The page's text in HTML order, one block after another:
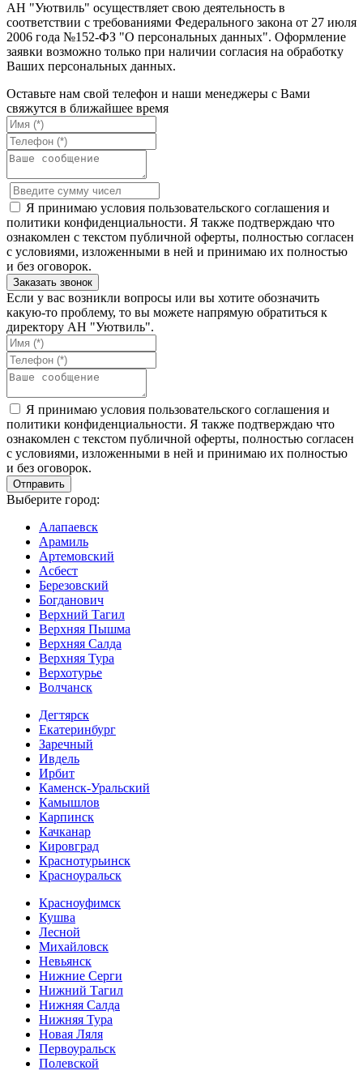
АН "Уютвиль" осуществляет свою деятельность в
соответствии с требованиями Федерального закона от 27 июля
2006 года №152-ФЗ "О персональных данных". Оформление
заявки возможно только при наличии согласия на обработку
Ваших персональных данных.
Оставьте нам свой телефон и наши менеджеры с Вами
свяжутся в ближайшее время
Я принимаю условия пользовательского соглашения и
политики конфиденциальности. Я также подтверждаю что
ознакомлен с текстом публичной оферты, полностью согласен
с условиями, изложенными в ней и принимаю их полностью
и без оговорок.
Если у вас возникли вопросы или вы хотите обозначить
какую-то проблему, то вы можете напрямую обратиться к
директору АН "Уютвиль".
Я принимаю условия пользовательского соглашения и
политики конфиденциальности. Я также подтверждаю что
ознакомлен с текстом публичной оферты, полностью согласен
с условиями, изложенными в ней и принимаю их полностью
и без оговорок.
Выберите город:
Алапаевск
Арамиль
Артемовский
Асбест
Березовский
Богданович
Верхний Тагил
Верхняя Пышма
Верхняя Салда
Верхняя Тура
Верхотурье
Волчанск
Дегтярск
Екатеринбург
Заречный
Ивдель
Ирбит
Каменск-Уральский
Камышлов
Карпинск
Качканар
Кировград
Краснотурьинск
Красноуральск
Красноуфимск
Кушва
Лесной
Михайловск
Невьянск
Нижние Серги
Нижний Тагил
Нижняя Салда
Нижняя Тура
Новая Ляля
Первоуральск
Полевской